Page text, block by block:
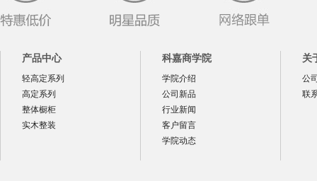
产品中心
轻高定系列
高定系列
整体橱柜
实木整装
科嘉商学院
学院介绍
公司新品
行业新闻
客户留言
学院动态
关
公
联